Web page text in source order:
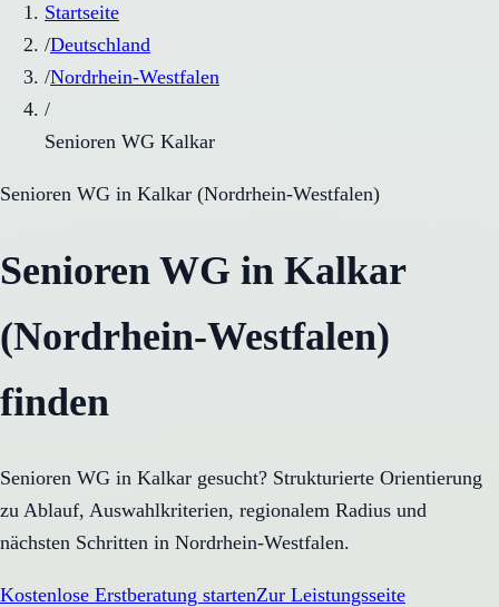
Startseite
/Deutschland
/Nordrhein-Westfalen
/
Senioren WG Kalkar
Senioren WG in Kalkar (Nordrhein-Westfalen)
Senioren WG in Kalkar
(Nordrhein-Westfalen)
finden
Senioren WG in Kalkar gesucht? Strukturierte Orientierung
zu Ablauf, Auswahlkriterien, regionalem Radius und
nächsten Schritten in Nordrhein-Westfalen.
Kostenlose Erstberatung startenZur Leistungsseite